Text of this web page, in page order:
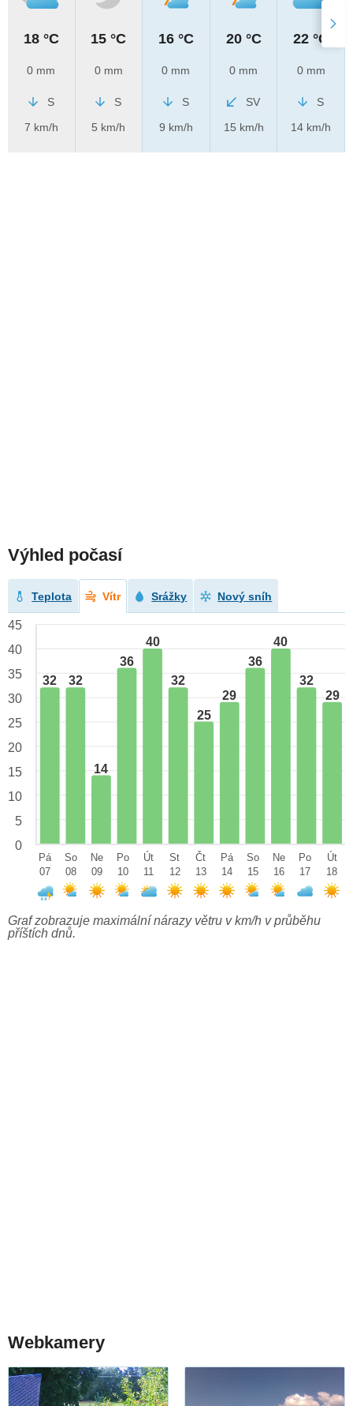
18 °C
0 mm
S
7 km/h
15 °C
0 mm
S
5 km/h
16 °C
0 mm
S
9 km/h
20 °C
0 mm
SV
15 km/h
22 °C
0 mm
S
14 km/h
Výhled počasí
Teplota Vítr Srážky Nový sníh
32 32
14
36
40
32
25
29
36
40
32
29
45
40
35
30
25
20
15
10
5
0
Pá
07
So
08
Ne
09
Po
10
Út
11
St
12
Čt
13
Pá
14
So
15
Ne
16
Po
17
Út
18
Graf zobrazuje maximální nárazy větru v km/h v průběhu
příštích dnů.
Webkamery